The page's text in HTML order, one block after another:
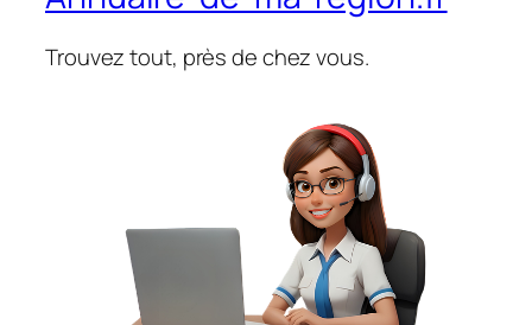
Trouvez tout, près de chez vous.